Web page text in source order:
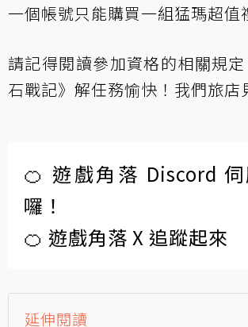
一個帳號只能購買一組猛瑪超值
請記得閱讀參加資格的相關規定
石戰記》解任務愉快！我們旅店
🍊 遊戲角落 Discord
囉！
🍊 遊戲角落 X 追蹤起來
延伸閱讀